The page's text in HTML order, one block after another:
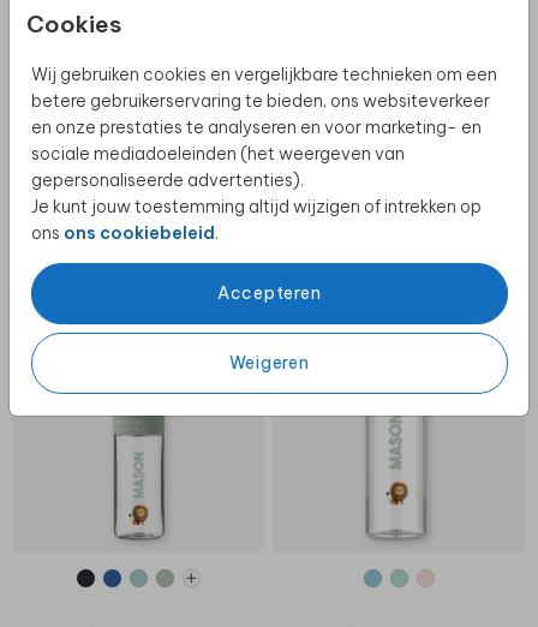
Cookies
Wij gebruiken cookies en vergelijkbare technieken om een
betere gebruikerservaring te bieden, ons websiteverkeer
en onze prestaties te analyseren en voor marketing- en
sociale mediadoeleinden (het weergeven van
gepersonaliseerde advertenties).
Je kunt jouw toestemming altijd wijzigen of intrekken op
ons ons cookiebeleid.
Accepteren
Weigeren
MEPAL WATERFLES